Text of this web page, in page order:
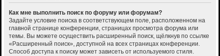
Как мне выполнить поиск по форуму или форумам?
Задайте условие поиска в соответствующем поле, расположенном на
главной странице конференции, страницах просмотра форума или
темы. Вы можете осуществить расширенный поиск, щёлкнув по ссылке
«Расширенный поиск», доступной на всех страницах конференции.
Способ доступа к поиску может зависеть от используемого стиля.